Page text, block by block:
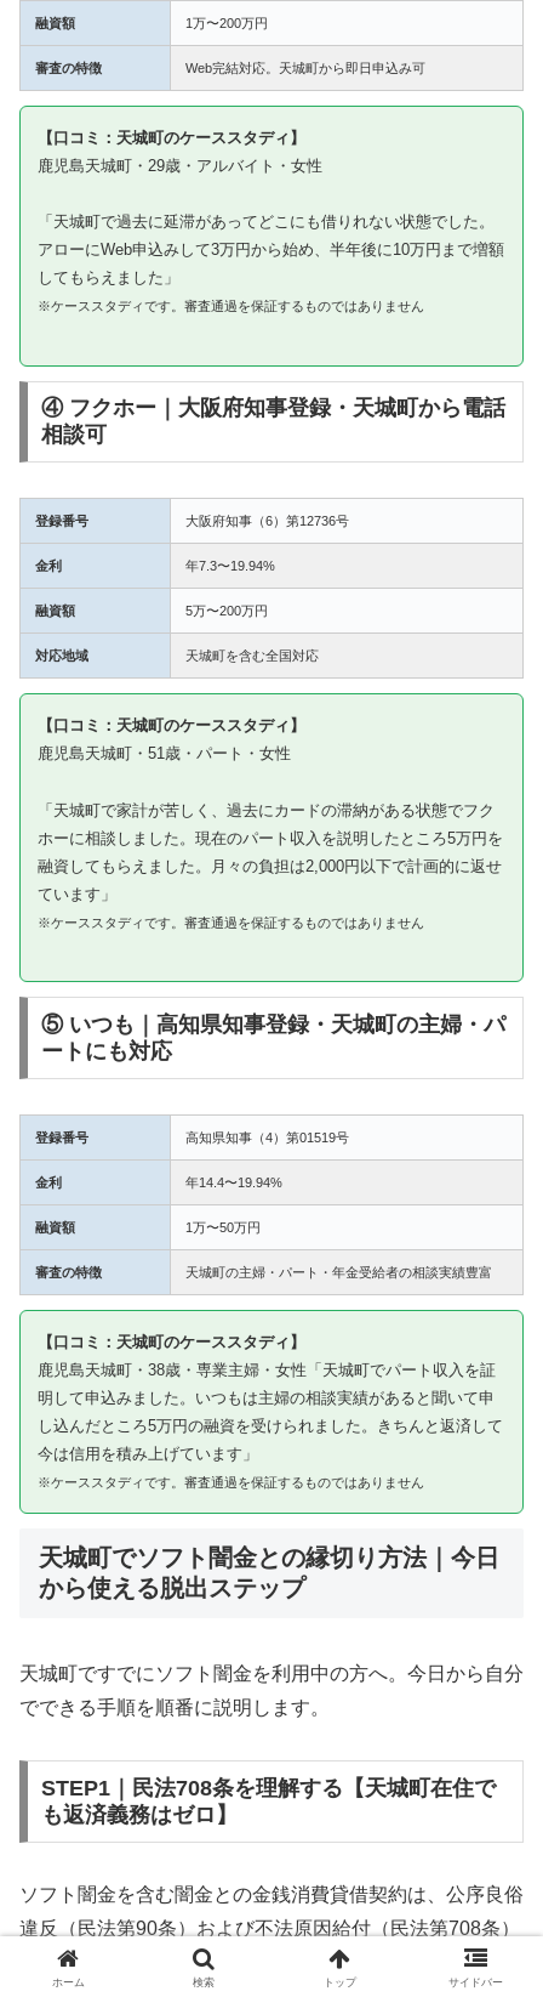
融資額 1万〜200万円
審査の特徴 Web完結対応。天城町から即日申込み可
【口コミ：天城町のケーススタディ】
鹿児島天城町・29歳・アルバイト・女性
「天城町で過去に延滞があってどこにも借りれない状態でした。
アローにWeb申込みして3万円から始め、半年後に10万円まで増額
してもらえました」
※ケーススタディです。審査通過を保証するものではありません
④ フクホー｜大阪府知事登録・天城町から電話
相談可
登録番号 大阪府知事（6）第12736号
金利 年7.3〜19.94%
融資額 5万〜200万円
対応地域 天城町を含む全国対応
【口コミ：天城町のケーススタディ】
鹿児島天城町・51歳・パート・女性
「天城町で家計が苦しく、過去にカードの滞納がある状態でフク
ホーに相談しました。現在のパート収入を説明したところ5万円を
融資してもらえました。月々の負担は2,000円以下で計画的に返せ
ています」
※ケーススタディです。審査通過を保証するものではありません
⑤ いつも｜高知県知事登録・天城町の主婦・パ
ートにも対応
登録番号 高知県知事（4）第01519号
金利 年14.4〜19.94%
融資額 1万〜50万円
審査の特徴 天城町の主婦・パート・年金受給者の相談実績豊富
【口コミ：天城町のケーススタディ】
鹿児島天城町・38歳・専業主婦・女性「天城町でパート収入を証
明して申込みました。いつもは主婦の相談実績があると聞いて申
し込んだところ5万円の融資を受けられました。きちんと返済して
今は信用を積み上げています」
※ケーススタディです。審査通過を保証するものではありません
天城町でソフト闇金との縁切り方法｜今日
から使える脱出ステップ
天城町ですでにソフト闇金を利用中の方へ。今日から自分
でできる手順を順番に説明します。
STEP1｜民法708条を理解する【天城町在住で
も返済義務はゼロ】
ソフト闇金を含む闇金との金銭消費貸借契約は、公序良俗
違反（民法第90条）および不法原因給付（民法第708条）
に該当するため、法的には無効です。天城町在住であって
ホーム 検索 トップ サイドバー